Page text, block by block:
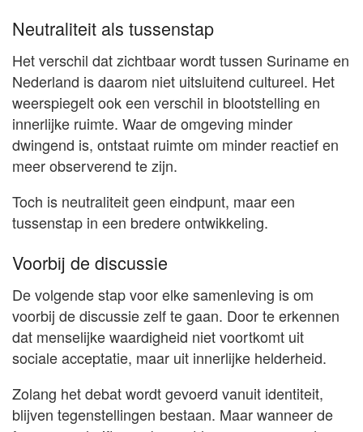
Neutraliteit als tussenstap
Het verschil dat zichtbaar wordt tussen Suriname en
Nederland is daarom niet uitsluitend cultureel. Het
weerspiegelt ook een verschil in blootstelling en
innerlijke ruimte. Waar de omgeving minder
dwingend is, ontstaat ruimte om minder reactief en
meer observerend te zijn.
Toch is neutraliteit geen eindpunt, maar een
tussenstap in een bredere ontwikkeling.
Voorbij de discussie
De volgende stap voor elke samenleving is om
voorbij de discussie zelf te gaan. Door te erkennen
dat menselijke waardigheid niet voortkomt uit
sociale acceptatie, maar uit innerlijke helderheid.
Zolang het debat wordt gevoerd vanuit identiteit,
blijven tegenstellingen bestaan. Maar wanneer de